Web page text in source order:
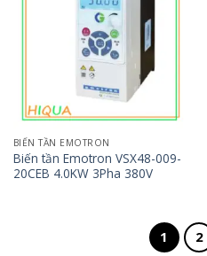
BIẾN TẦN EMOTRON
Biến tần Emotron VSX48-009-
20CEB 4.0KW 3Pha 380V
1 2